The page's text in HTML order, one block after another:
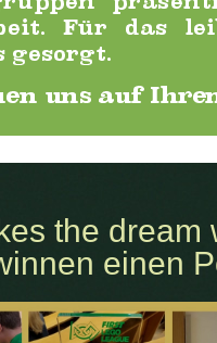
the dream
einen